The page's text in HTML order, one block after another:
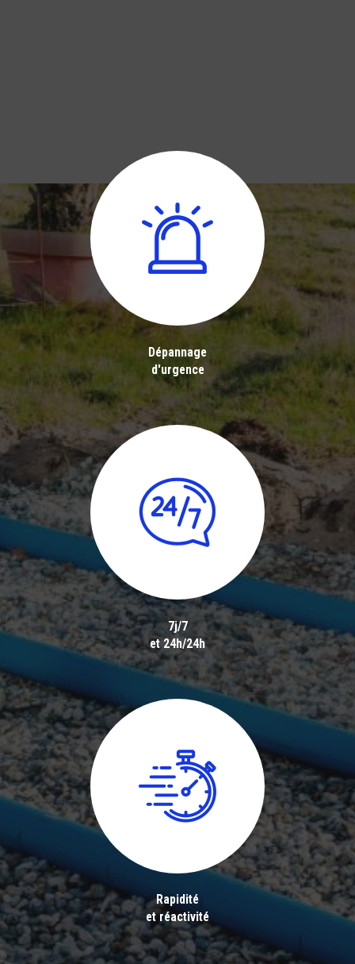
Dépannage
d'urgence
7j/7
et 24h/24h
Rapidité
et réactivité